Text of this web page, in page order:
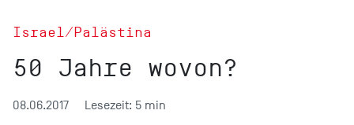
Israel/Palästina
50 Jahre wovon?
08.06.2017 Lesezeit: 5 min